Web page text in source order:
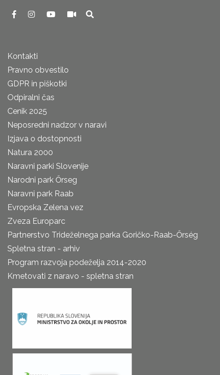
Kontakti
Pravno obvestilo
GDPR in piškotki
Odpiralni čas
Cenik 2025
Neposredni nadzor v naravi
Izjava o dostopnosti
Natura 2000
Naravni parki Slovenije
Narodni park Őrseg
Naravni park Raab
Evropska Zelena vez
Zveza Europarc
Partnerstvo Trideželnega parka Goričko-Raab-Őrség
Spletna stran - arhiv
Program razvoja podeželja 2014-2020
Kmetovati z naravo - spletna stran